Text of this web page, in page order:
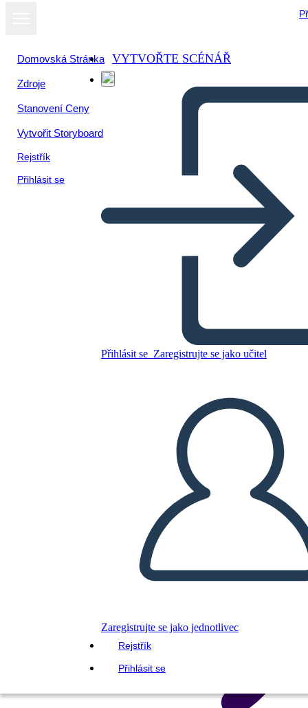
Domovská Stránka
Zdroje
Stanovení Ceny
Vytvořit Storyboard
Rejstřík
Přihlásit se
VYTVOŘTE SCÉNÁŘ
Přihlásit se Zaregistrujte se jako učitel
Zaregistrujte se jako jednotlivec
Rejstřík
Přihlásit se
Zkopírujte tento scénář
PŘEHRÁT PREZENTACI
PŘEČTI MI